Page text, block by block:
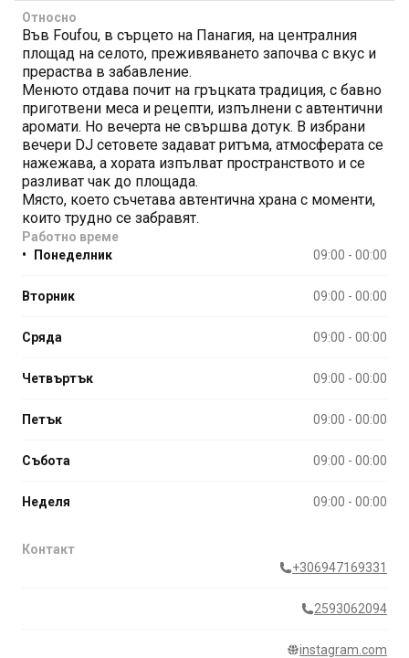
Относно
Във Foufou, в сърцето на Панагия, на централния
площад на селото, преживяването започва с вкус и
прераства в забавление.
Менюто отдава почит на гръцката традиция, с бавно
приготвени меса и рецепти, изпълнени с автентични
аромати. Но вечерта не свършва дотук. В избрани
вечери DJ сетовете задават ритъма, атмосферата се
нажежава, а хората изпълват пространството и се
разливат чак до площада.
Място, което съчетава автентична храна с моменти,
които трудно се забравят.
Работно време
•
Понеделник 09:00 - 00:00
Вторник 09:00 - 00:00
Сряда 09:00 - 00:00
Четвъртък 09:00 - 00:00
Петък 09:00 - 00:00
Събота 09:00 - 00:00
Неделя 09:00 - 00:00
Контакт
+306947169331
2593062094
instagram.com